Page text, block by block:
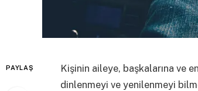
PAYLAŞ
Kişinin aileye, başkalarına ve
dinlenmeyi ve yenilenmeyi